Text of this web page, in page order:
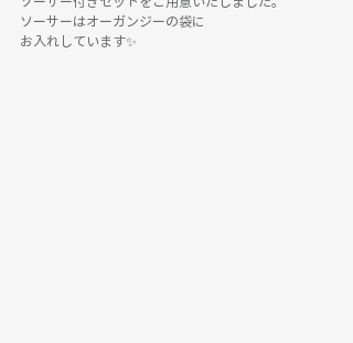
ソーサーはオーガンジーの袋に
お入れしています✨